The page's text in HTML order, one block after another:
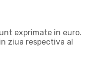
exprimate in euro.
ziua respectiva al